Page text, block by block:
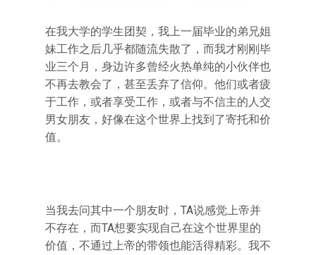
在我大学的学生团契，我上一届毕业的弟兄姐
妹工作之后几乎都随流失散了，而我才刚刚毕
业三个月，身边许多曾经火热单纯的小伙伴也
不再去教会了，甚至丢弃了信仰。他们或者疲
于工作，或者享受工作，或者与不信主的人交
男女朋友，好像在这个世界上找到了寄托和价
值。
当我去问其中一个朋友时，TA说感觉上帝并
不存在，而TA想要实现自己在这个世界里的
价值，不通过上帝的带领也能活得精彩。我不